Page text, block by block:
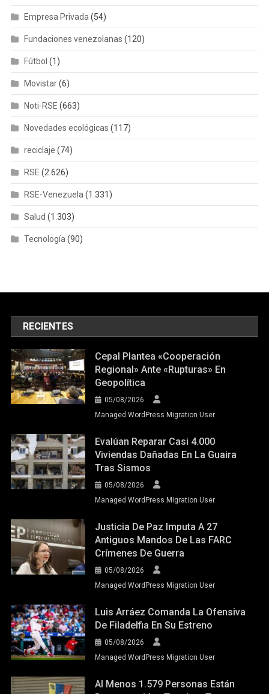
Empresa Privada (54)
Fundaciones venezolanas (120)
Fútbol (1)
Movistar(6)
Noti-RSE (663)
Novedades ecológicas (117)
reciclaje (74)
RSE (2.626)
RSE-Venezuela (1.331)
Salud (1.303)
Tecnología (90)
RECIENTES
Cepal Plantea «cooperación
Regional» Ante «rupturas» En
Geopolítica
05/08/2026
Managed WordPress Migration User
Evalúan Reparar Casi 4.000
Viviendas Dañadas En La Guaira
Tras Sismos
05/08/2026
Managed WordPress Migration User
Justicia De Paz Imputa A 27
Antiguos Mandos De Las FARC
Crímenes De Guerra
05/08/2026
Managed WordPress Migration User
Luis Arráez Comanda La Ofensiva
De Filadelfia En Su Estreno
05/08/2026
Managed WordPress Migration User
Al Menos 1.579 Personas Están